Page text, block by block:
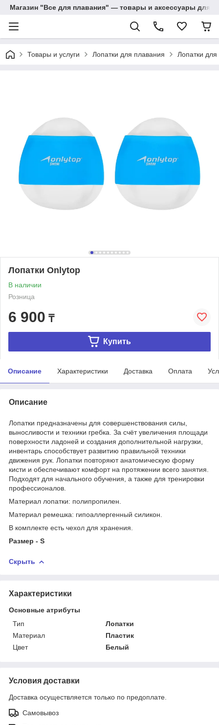
Магазин "Все для плавания" — товары и аксессуары для
Товары и услуги Лопатки для плавания Лопатки
Лопатки Onlytop
В наличии
Розница
6 900 ₸
Купить
Описание Характеристики Доставка Оплата
Описание
Лопатки предназначены для совершенствования силы,
выносливости и техники гребка. За счёт увеличения площади
поверхности ладоней и создания дополнительной нагрузки,
инвентарь способствует развитию правильной техники
движения рук. Лопатки повторяют анатомическую форму
кисти и обеспечивают комфорт на протяжении всего занятия.
Подходят для начального обучения, а также для тренировки
профессионалов.
Материал лопатки: полипропилен.
Материал ремешка: гипоаллергенный силикон.
В комплекте есть чехол для хранения.
Размер - S
Скрыть
Характеристики
Основные атрибуты
Тип
Лопатки
Материал
Пластик
Цвет
Белый
Условия доставки
Доставка осуществляется только по предоплате.
Самовывоз